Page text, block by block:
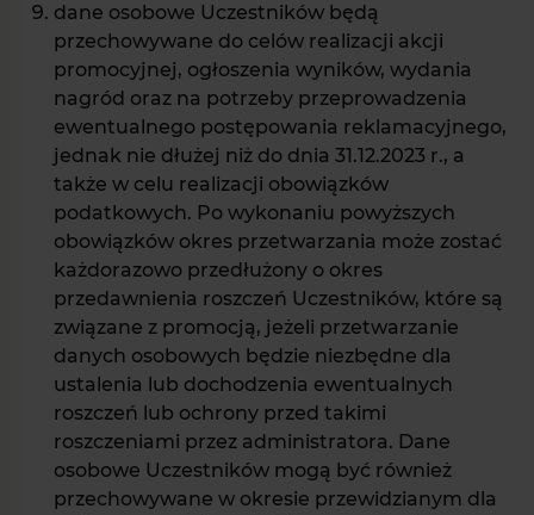
dane osobowe Uczestników będą
przechowywane do celów realizacji akcji
promocyjnej, ogłoszenia wyników, wydania
nagród oraz na potrzeby przeprowadzenia
ewentualnego postępowania reklamacyjnego,
jednak nie dłużej niż do dnia 31.12.2023 r., a
także w celu realizacji obowiązków
podatkowych. Po wykonaniu powyższych
obowiązków okres przetwarzania może zostać
każdorazowo przedłużony o okres
przedawnienia roszczeń Uczestników, które są
związane z promocją, jeżeli przetwarzanie
danych osobowych będzie niezbędne dla
ustalenia lub dochodzenia ewentualnych
roszczeń lub ochrony przed takimi
roszczeniami przez administratora. Dane
osobowe Uczestników mogą być również
przechowywane w okresie przewidzianym dla